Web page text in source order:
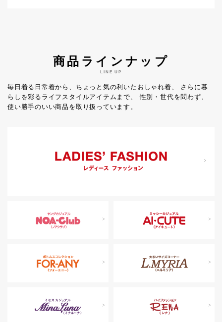
商品ラインナップ
LINE UP
毎日着る日常着から、ちょっと気の利いたおしゃれ着、
さらに暮
らしを彩るライフスタイルアイテムまで、
性別・世代を問わず、
使い勝手のいい商品を取り扱っています。